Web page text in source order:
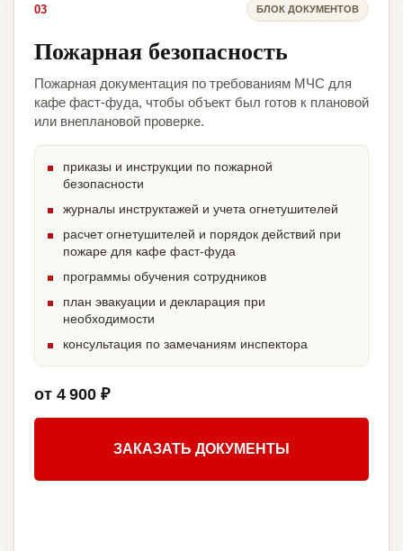
03 БЛОК ДОКУМЕНТОВ
Пожарная безопасность
Пожарная документация по требованиям МЧС для
кафе фаст-фуда, чтобы объект был готов к плановой
или внеплановой проверке.
приказы и инструкции по пожарной
безопасности
журналы инструктажей и учета огнетушителей
расчет огнетушителей и порядок действий при
пожаре для кафе фаст-фуда
программы обучения сотрудников
план эвакуации и декларация при
необходимости
консультация по замечаниям инспектора
от 4 900 ₽
ЗАКАЗАТЬ ДОКУМЕНТЫ